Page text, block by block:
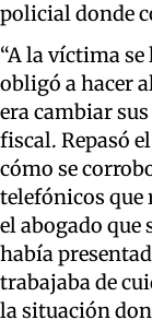
policial donde
“A la víctima
obligó a hacer
era cambiar
fiscal. Repasó
cómo se
telefónicos que
el abogado que
había
trabajaba de
la situación